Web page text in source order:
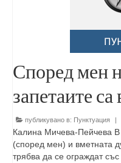
Според мен
запетаите
публикувано в: Пунктуация |
Калина Мичева-Пейчева В
(според мен) и вметната
трябва да се ограждат